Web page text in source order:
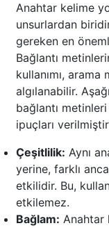
Anahtar kelime
unsurlardan
gereken en
Bağlantı
kullanımı,
algılanabilir.
bağlantı
ipuçları
Çeşitlilik: Aynı
yerine, farklı
etkilidir. Bu,
etkilemez.
Bağlam: Anahtar